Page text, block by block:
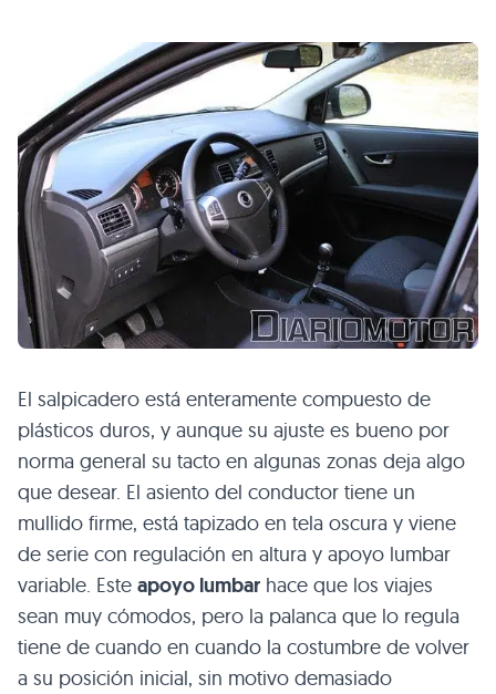
El salpicadero está enteramente compuesto de
plásticos duros, y aunque su ajuste es bueno por
norma general su tacto en algunas zonas deja algo
que desear. El asiento del conductor tiene un
mullido firme, está tapizado en tela oscura y viene
de serie con regulación en altura y apoyo lumbar
variable. Este apoyo lumbar hace que los viajes
sean muy cómodos, pero la palanca que lo regula
tiene de cuando en cuando la costumbre de volver
a su posición inicial, sin motivo demasiado